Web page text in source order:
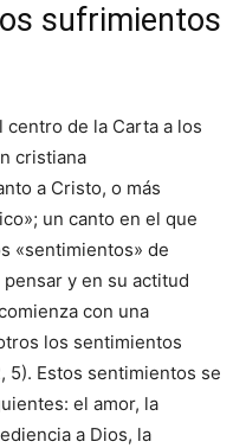
sufrimientos
centro de la Carta a los
cristiana
a Cristo, o más
un canto en el que
«sentimientos» de
y en su actitud
con una
los sentimientos
5). Estos sentimientos se
el amor, la
a Dios, la